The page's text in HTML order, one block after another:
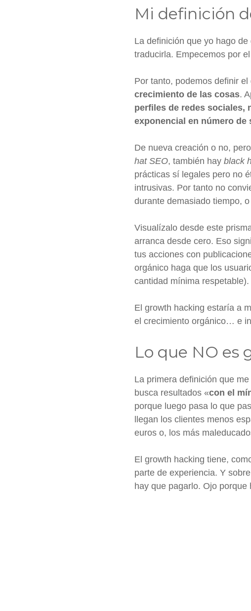
Mi definición
La definición que yo hago
traducirla. Empecemos por
Por tanto, podemos definir el
crecimiento de las cosas.
perfiles de redes sociales,
exponencial en número de
De nueva creación o no,
hat SEO, también hay black
prácticas sí legales pero no
intrusivas. Por tanto no
durante demasiado tiempo,
Visualízalo desde este
arranca desde cero. Eso
tus acciones con
orgánico haga que los
cantidad mínima respetable).
El growth hacking estaría a
el crecimiento orgánico… e
Lo que NO es
La primera definición que
busca resultados «con el
porque luego pasa lo que
llegan los clientes menos
euros o, los más
El growth hacking tiene,
parte de experiencia. Y
hay que pagarlo. Ojo